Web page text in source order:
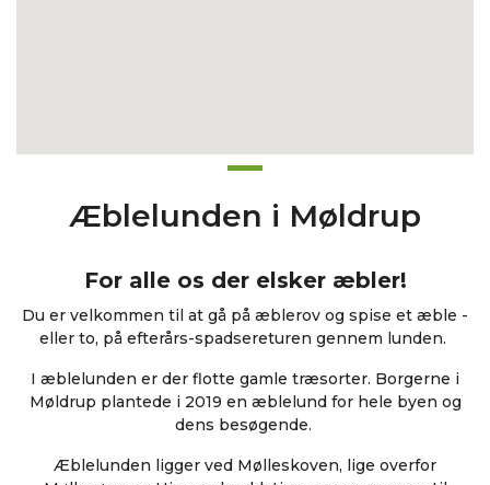
Æblelunden i Møldrup
For alle os der elsker æbler!
Du er velkommen til at gå på æblerov og spise et æble -
eller to, på efterårs-spadsereturen gennem lunden.
I æblelunden er der flotte gamle træsorter. Borgerne i
Møldrup plantede i 2019 en æblelund for hele byen og
dens besøgende.
Æblelunden ligger ved Mølleskoven, lige overfor